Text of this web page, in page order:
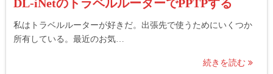
DL-iNetのトラベルルーターでPPTPする
私はトラベルルーターが好きだ。出張先で使うためにいくつか
所有している。最近のお気…
続きを読む